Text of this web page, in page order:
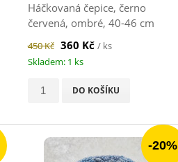
Háčkovaná čepice, černo
červená, ombré, 40-46 cm
450 Kč 360 Kč / ks
Skladem: 1 ks
DO KOŠÍKU
-20%